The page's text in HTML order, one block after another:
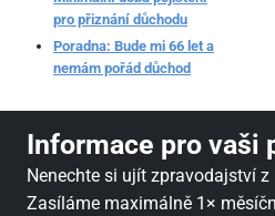
pro přiznání důchodu
Poradna: Bude mi 66 let a
nemám pořád důchod
Informace pro vaši
Nenechte si ujít zpravodajství
Zasíláme maximálně 1×